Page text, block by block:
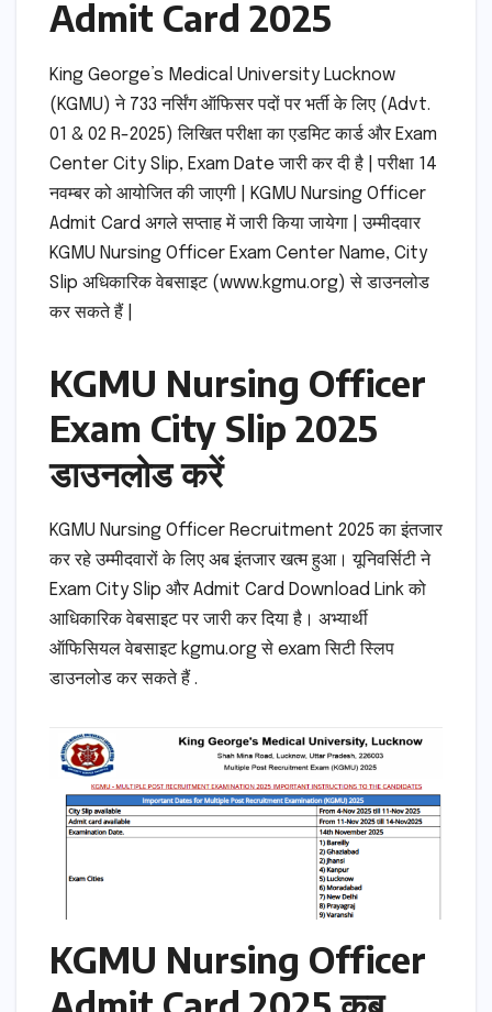
Admit Card 2025
King George’s Medical University Lucknow
(KGMU) ने 733 नर्सिंग ऑफिसर पदों पर भर्ती के लिए (Advt.
01 & 02 R-2025) लिखित परीक्षा का एडमिट कार्ड और Exam
Center City Slip, Exam Date जारी कर दी है | परीक्षा 14
नवम्बर को आयोजित की जाएगी | KGMU Nursing Officer
Admit Card अगले सप्ताह में जारी किया जायेगा | उम्मीदवार
KGMU Nursing Officer Exam Center Name, City
Slip अधिकारिक वेबसाइट (www.kgmu.org) से डाउनलोड
कर सकते हैं |
KGMU Nursing Officer
Exam City Slip 2025
डाउनलोड करें
KGMU Nursing Officer Recruitment 2025 का इंतजार
कर रहे उम्मीदवारों के लिए अब इंतजार खत्म हुआ। यूनिवर्सिटी ने
Exam City Slip और Admit Card Download Link को
आधिकारिक वेबसाइट पर जारी कर दिया है। अभ्यार्थी
ऑफिसियल वेबसाइट kgmu.org से exam सिटी स्लिप
डाउनलोड कर सकते हैं .
KGMU Nursing Officer